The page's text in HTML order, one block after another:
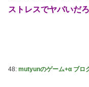
ストレスでヤバいだろ
48: mutyunのゲーム+α ブロ